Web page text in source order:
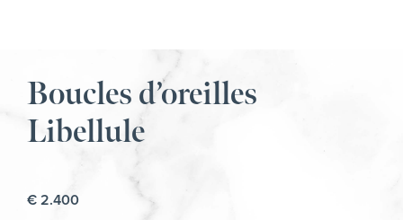
Boucles d’oreilles
Libellule
€2.400